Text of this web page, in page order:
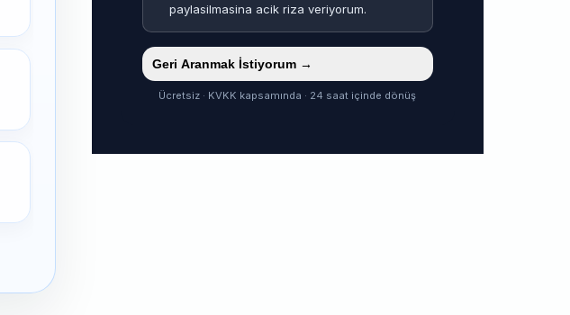
paylasilmasina acik riza veriyorum.
Geri Aranmak İstiyorum →
Ücretsiz · KVKK kapsamında · 24 saat içinde dönüş